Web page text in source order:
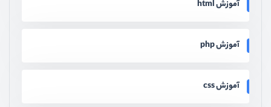
آموزش html
آموزش php
آموزش css